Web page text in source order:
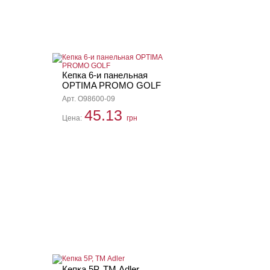
Кепка 6-и панельная
OPTIMA PROMO GOLF
Арт. O98600-09
Цена: 45.13 грн